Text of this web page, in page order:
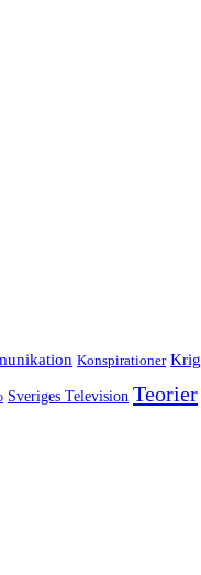
Konspirationer Krig
Sveriges Television Teorier